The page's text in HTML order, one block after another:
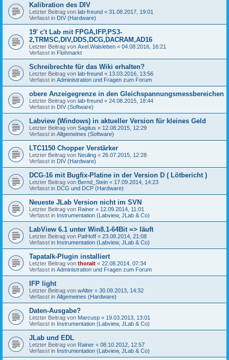
Kalibration des DIV
Letzter Beitrag von lab-freund « 31.08.2017, 19:01
Verfasst in DIV (Hardware)
19' c't Lab mit FPGA,IFP,PS3-
2,TRMSC,DIV,DDS,DCG,DACRAM,AD16
Letzter Beitrag von Axel.Walsleben « 04.08.2016, 16:21
Verfasst in Flohmarkt
Schreibrechte für das Wiki erhalten?
Letzter Beitrag von lab-freund « 13.03.2016, 13:56
Verfasst in Administration und Fragen zum Forum
obere Anzeigegrenze in den Gleichspannungsmessbereichen
Letzter Beitrag von lab-freund « 24.08.2015, 18:44
Verfasst in DIV (Software)
Labview (Windows) in aktueller Version für kleines Geld
Letzter Beitrag von Sagitus « 12.08.2015, 12:29
Verfasst in Allgemeines (Software)
LTC1150 Chopper Verstärker
Letzter Beitrag von Neuling « 26.07.2015, 12:28
Verfasst in DIV (Hardware)
DCG-16 mit Bugfix-Platine in der Version D ( Lötbericht )
Letzter Beitrag von Bernd_Stein « 17.09.2014, 14:23
Verfasst in DCG und DCP (Hardware)
Neueste JLab Version nicht im SVN
Letzter Beitrag von Rainer « 12.09.2014, 11:01
Verfasst in Instrumentation (Labview, JLab & Co)
LabView 6.1 unter Win8.1-64Bit => läuft
Letzter Beitrag von PatHoff « 23.08.2014, 21:08
Verfasst in Instrumentation (Labview, JLab & Co)
Tapatalk-Plugin installiert
Letzter Beitrag von thoralt « 22.08.2014, 07:34
Verfasst in Administration und Fragen zum Forum
IFP light
Letzter Beitrag von wAlter « 30.09.2013, 14:32
Verfasst in Allgemeines (Hardware)
Daten-Ausgabe?
Letzter Beitrag von Marcusp « 19.03.2013, 13:01
Verfasst in Instrumentation (Labview, JLab & Co)
JLab und EDL
Letzter Beitrag von Rainer « 08.10.2012, 12:57
Verfasst in Instrumentation (Labview, JLab & Co)